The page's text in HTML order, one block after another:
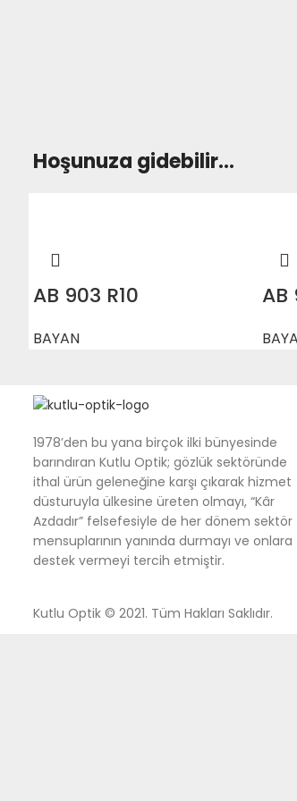
Hoşunuza gidebilir…
AB 903 R10
BAYAN
AB
1978’den bu yana birçok ilki bünyesinde
barındıran Kutlu Optik; gözlük sektöründe
ithal ürün geleneğine karşı çıkarak hizmet
düsturuyla ülkesine üreten olmayı, “Kâr
Azdadır” felsefesiyle de her dönem sektör
mensuplarının yanında durmayı ve onlara
destek vermeyi tercih etmiştir.
Kutlu Optik © 2021. Tüm Hakları Saklıdır.